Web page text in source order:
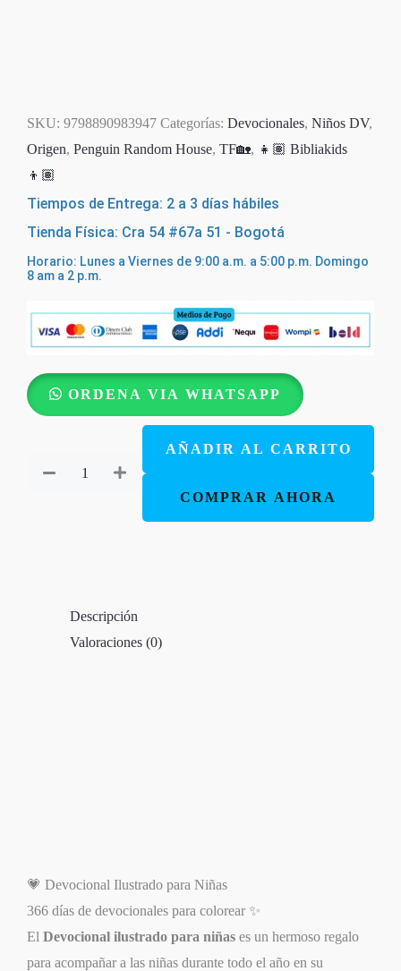
SKU: 9798890983947 Categorías: Devocionales, Niños DV,
Origen, Penguin Random House, TF🏡, 👧🏽 Bibliakids
👦🏽
Tiempos de Entrega: 2 a 3 días hábiles
Tienda Física: Cra 54 #67a 51 - Bogotá
Horario: Lunes a Viernes de 9:00 a.m. a 5:00 p.m. Domingo
8 am a 2 p.m.
ORDENA VIA WHATSAPP
cantidad
AÑADIR AL CARRITO
COMPRAR AHORA
Descripción
Valoraciones (0)
💗 Devocional Ilustrado para Niñas
366 días de devocionales para colorear ✨
El Devocional ilustrado para niñas es un hermoso regalo
para acompañar a las niñas durante todo el año en su